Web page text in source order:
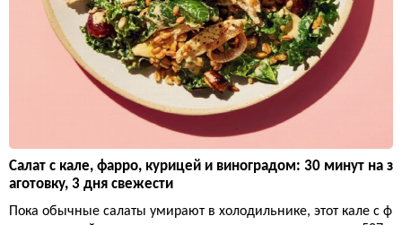
Салат с кале, фарро, курицей и виноградом: 30 минут на з
аготовку, 3 дня свежести
Пока обычные салаты умирают в холодильнике, этот кале с ф